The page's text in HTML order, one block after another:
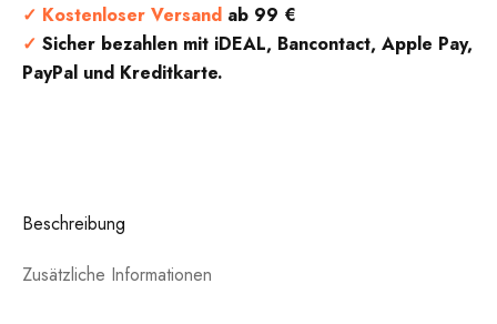
Terre
del
Bruno
✓ Kostenloser Versand ab 99 €
✓ Sicher bezahlen mit iDEAL, Bancontact, Apple Pay,
PayPal und Kreditkarte.
Beschreibung
Zusätzliche Informationen